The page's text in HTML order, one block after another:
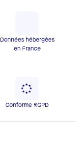
Données hébergées
en France
Conforme RGPD